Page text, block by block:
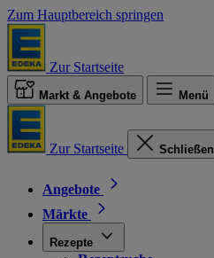
Zum Hauptbereich springen
Zur Startseite
Markt & Angebote Menü
Zur Startseite Schließen
Angebote
Märkte
Rezepte